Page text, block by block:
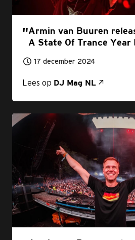
Armin van Buuren
A State Of Trance Year
17 december 2024
Lees op DJ Mag NL